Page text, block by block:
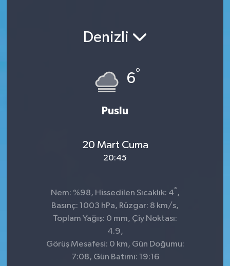
Denizli
6°
Puslu
20 Mart Cuma
20:45
Nem: %98, Hissedilen Sıcaklık: 4° ,
Basınç: 1003 hPa, Rüzgar: 8 km/s,
Toplam Yağış: 0 mm, Çiy Noktası:
4.9,
Görüş Mesafesi: 0 km, Gün Doğumu:
7:08, Gün Batımı: 19:16